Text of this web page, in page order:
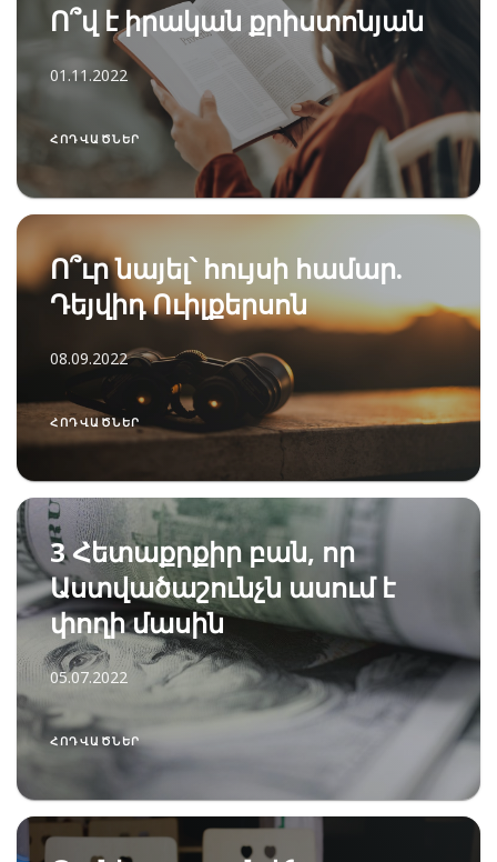
Ո՞վ է իրական քրիստոնյան
01.11.2022
ՀՈԴՎԱԾՆԵՐ
Ո՞ւր նայել՝ հույսի համար.
Դեյվիդ Ուիլքերսոն
08.09.2022
ՀՈԴՎԱԾՆԵՐ
3 Հետաքրքիր բան, որ
Աստվածաշունչն ասում է
փողի մասին
05.07.2022
ՀՈԴՎԱԾՆԵՐ